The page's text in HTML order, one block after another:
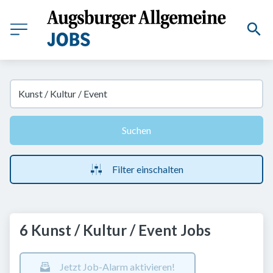
Suchen
Filter einschalten
6 Kunst / Kultur / Event Jobs
Jetzt Job-Alarm aktivieren!